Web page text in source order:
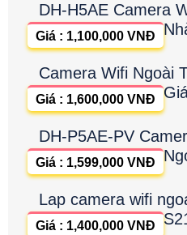
DH-H5AE Camera
Giá : 1,100,000 VNĐ
Camera Wifi Ngoài
Giá : 1,600,000 VNĐ
DH-P5AE-PV
Giá : 1,599,000 VNĐ
Lap camera wifi
Giá : 1,400,000 VNĐ